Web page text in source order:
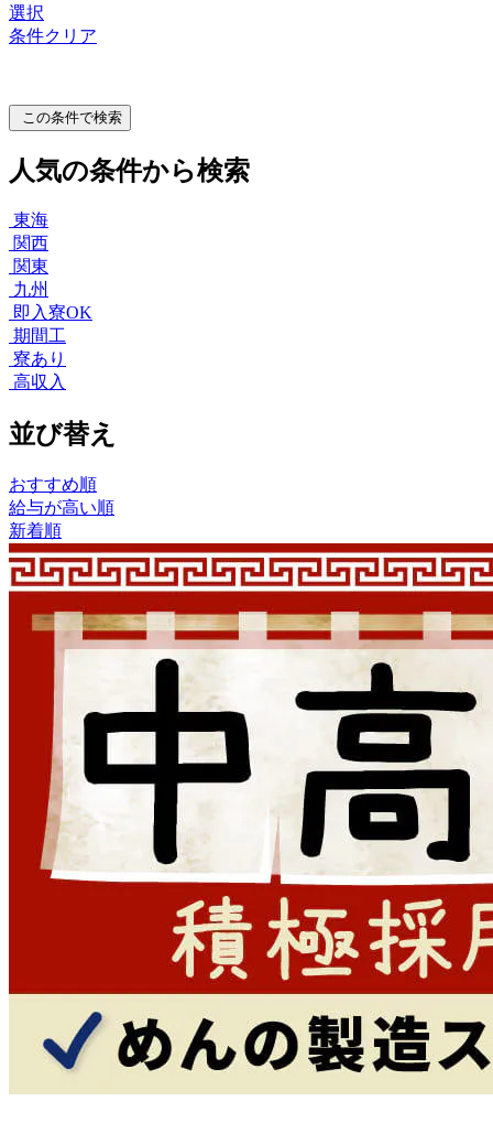
選択
条件クリア
この条件で検索
人気の条件から検索
東海
関西
関東
九州
即入寮OK
期間工
寮あり
高収入
並び替え
おすすめ順
給与が高い順
新着順